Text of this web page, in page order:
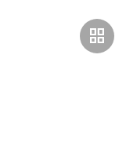
grid_view